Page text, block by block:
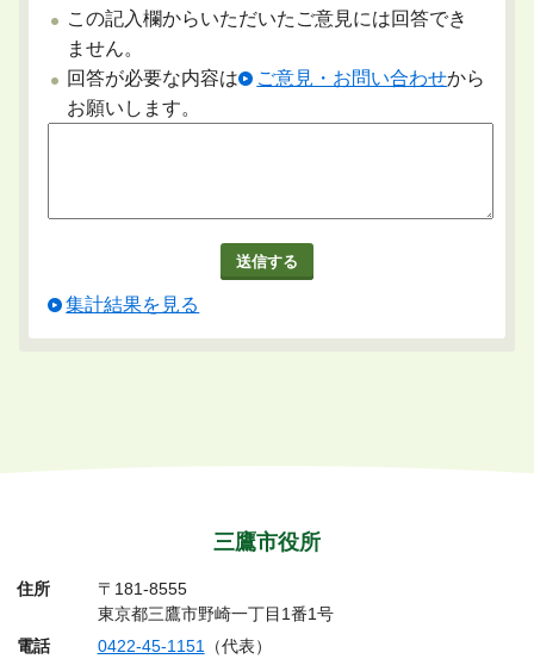
この記入欄からいただいたご意見には回答でき
ません。
回答が必要な内容は
ご意見・お問い合わせから
お願いします。
集計結果を見る
三鷹市役所
住所
〒181-8555
東京都三鷹市野崎一丁目1番1号
電話
0422-45-1151（代表）